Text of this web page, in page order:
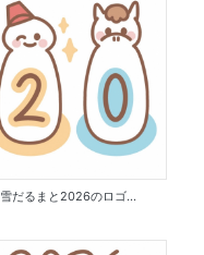
雪だるまと2026のロゴ...